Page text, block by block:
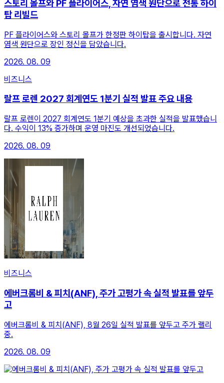
스토리 몰프와 PF 플라이어스, 자연 염색 원단으로 전통 하이
탑 리빌드
PF 플라이어스와 스토리 몰프가 한정판 하이탑을 출시합니다. 자연
염색 원단으로 장인 정신을 담았습니다.
2026. 08. 09
비즈니스
랄프 로렌 2027 회계연도 1분기 실적 발표 주요 내용
랄프 로렌이 2027 회계연도 1분기 예상을 초과한 실적을 발표했습니
다. 수익이 13% 증가하며 운영 마진도 개선되었습니다.
2026. 08. 09
비즈니스
에버크롬비 & 피치(ANF), 주가 고평가 속 실적 발표를 앞두
고
에버크롬비 & 피치(ANF), 8월 26일 실적 발표를 앞두고 주가 랠리
중.
2026. 08. 09